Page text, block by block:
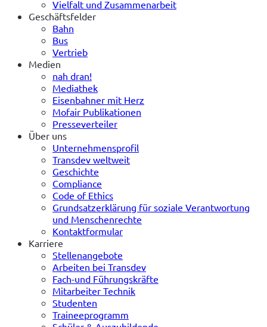
Vielfalt und Zusammenarbeit
Geschäftsfelder
Bahn
Bus
Vertrieb
Medien
nah dran!
Mediathek
Eisenbahner mit Herz
Mofair Publikationen
Presseverteiler
Über uns
Unternehmensprofil
Transdev weltweit
Geschichte
Compliance
Code of Ethics
Grundsatzerklärung für soziale Verantwortung
und Menschenrechte
Kontaktformular
Karriere
Stellenangebote
Arbeiten bei Transdev
Fach-und Führungskräfte
Mitarbeiter Technik
Studenten
Traineeprogramm